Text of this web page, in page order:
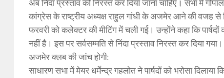
अब निंदा प्रस्ताव को निरस्त कर दिया जाना चाहिए। सभा में
कांग्रेस के राष्ट्रीय अध्यक्ष राहुल गांधी के अजमेर आने की वजह से
फरवरी को कलेक्टर की मीटिंग में चली गई। उन्होंने कहा कि
नहीं है। इस पर सर्वसम्मति से निंदा प्रस्ताव निरस्त कर दिया गया।
अजमेर क्लब की जांच होगी:
साधारण सभा में मेयर धर्मेन्द्र गहलोत ने पार्षदों को भरोसा दिलाया